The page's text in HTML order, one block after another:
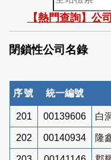
站
檢
索
【熱門查詢】公
閉鎖性公司名錄
序號 統一編號
201 00139606 白
202 00140934 隆